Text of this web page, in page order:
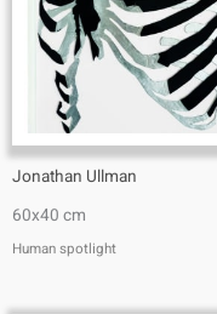
Jonathan Ullman
60x40 cm
Human spotlight